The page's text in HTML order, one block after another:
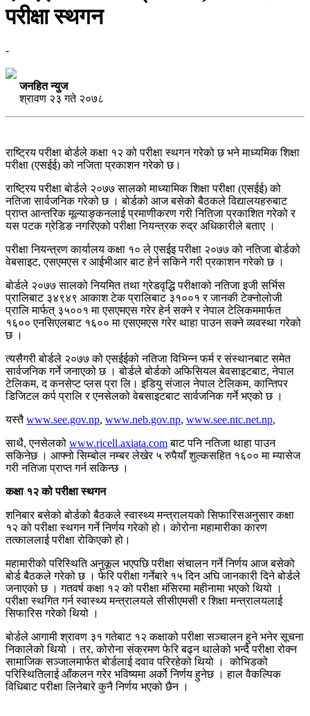
परीक्षा स्थगन
-
जनहित न्युज
श्रावण २३ गते २०७८
राष्ट्रिय परीक्षा बोर्डले कक्षा १२ को परीक्षा स्थगन गरेको छ भने माध्यमिक शिक्षा
परीक्षा (एसईई) को नजिता प्रकाशन गरेको छ।
राष्ट्रिय परीक्षा बोर्डले २०७७ सालको माध्यामिक शिक्षा परीक्षा (एसईई) को
नतिजा सार्वजनिक गरेको छ । बोर्डको आज बसेको बैठकले विद्यालयहरुबाट
प्राप्त आन्तरिक मूल्याङ्कनलाई प्रमाणीकरण गरी नितिजा प्रकाशित गरेको र
यस पटक ग्रेडिङ नगरिएको परीक्षा नियन्त्रक रुद्र अधिकारीले बताए ।
परीक्षा नियन्त्रण कार्यालय कक्षा १० ले एसईइ परीक्षा २०७७ को नतिजा बोर्डको
वेबसाइट, एसएमएस र आईभीआर बाट हेर्न सकिने गरी प्रकाशन गरेकाे छ ।
बोर्डले २०७७ सालको नियमित तथा ग्रेडवृद्धि परीक्षाको नतिजा इजी सर्भिस
प्रालिबाट ३४९४९ आकाश टेक प्रालिबाट ३१००१ र जानकी टेक्नोलोजी
प्रालि मार्फत् ३५००१ मा एसएमएस गरेर हेर्न सक्ने र नेपाल टेलिकममार्फत
१६०० एनसिएलबाट १६०० मा एसएमएस गरेर थाहा पाउन सक्ने व्यवस्था गरेको
छ ।
त्यसैगरी बोर्डले २०७७ को एसईईको नतिजा विभिन्न फर्म र संस्थानबाट समेत
सार्वजनिक गर्ने जनाएको छ । बोर्डले बोर्डको अफिसियल बेवसाइटबाट, नेपाल
टेलिकम, द कनसेप्ट प्लस प्रा लि। इडियु संजाल नेपाल टेलिकम, कान्तिपर
डिजिटल कर्प प्रालि र एनसेलको वेबसाइटबाट सार्वजनिक गर्ने भएको छ ।
यस्तैwww.see.gov.np, www.neb.gov.np, www.see.ntc.net.np,
साथै, एनसेलको www.ricell.axiata.comबाट पनि नतिजा थाहा पाउन
सकिनेछ । आफ्नो सिम्बोल नम्बर लेखेर ५ रुपैयाँ शुल्कसहित १६०० मा म्यासेज
गरी नतिजा प्राप्त गर्न सकिन्छ ।
कक्षा १२ को परीक्षा स्थगन
शनिबार बसेको बोर्डको बैठकले स्वास्थ्य मन्त्रालयको सिफारिसअनुसार कक्षा
१२ को परीक्षा स्थगन गर्ने निर्णय गरेको हो। कोरोना महामारीका कारण
तत्काललाई परीक्षा रोकिएको हो।
महामारीको परिस्थिति अनुकूल भएपछि परीक्षा संचालन गर्ने निर्णय आज बसेको
बोर्ड बैठकले गरेको छ । फेरि परीक्षा गर्नेबारे १५ दिन अघि जानकारी दिने बोर्डले
जनाएको छ । गतवर्ष कक्षा १२ को परीक्षा मंसिरमा महीनामा भएको थियो ।
परीक्षा स्थगित गर्न स्वास्थ्य मन्त्रालयले सीसीएमसी र शिक्षा मन्त्रालयलाई
सिफारिस गरेको थियो ।
बोर्डले आगामी श्रावण ३१ गतेबाट १२ कक्षाको परीक्षा सञ्चालन हुने भनेर सूचना
निकालेको थियो । तर, कोरोना संक्रमण फेरि बढ्न थालेको भन्दै परीक्षा रोक्न
सामाजिक सञ्जालमार्फत बोर्डलाई दवाव परिरहेको थियो । कोभिडको
परिस्थितिलाई आँकलन गरेर भविष्यमा अर्को निर्णय हुनेछ । हाल वैकल्पिक
विधिबाट परीक्षा लिनेबारे कुनै निर्णय भएको छैन ।